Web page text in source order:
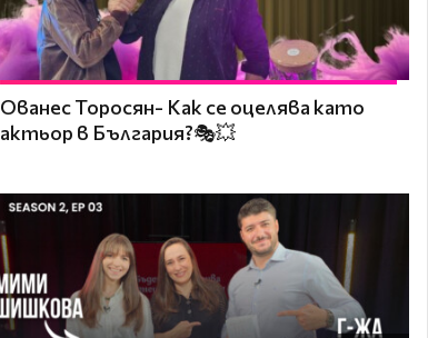
Ованес Торосян- Как се оцелява като
актьор в България?🎭💥